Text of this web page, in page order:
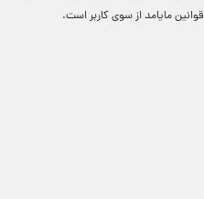
قوانین مایامداز سوی کاربر است.